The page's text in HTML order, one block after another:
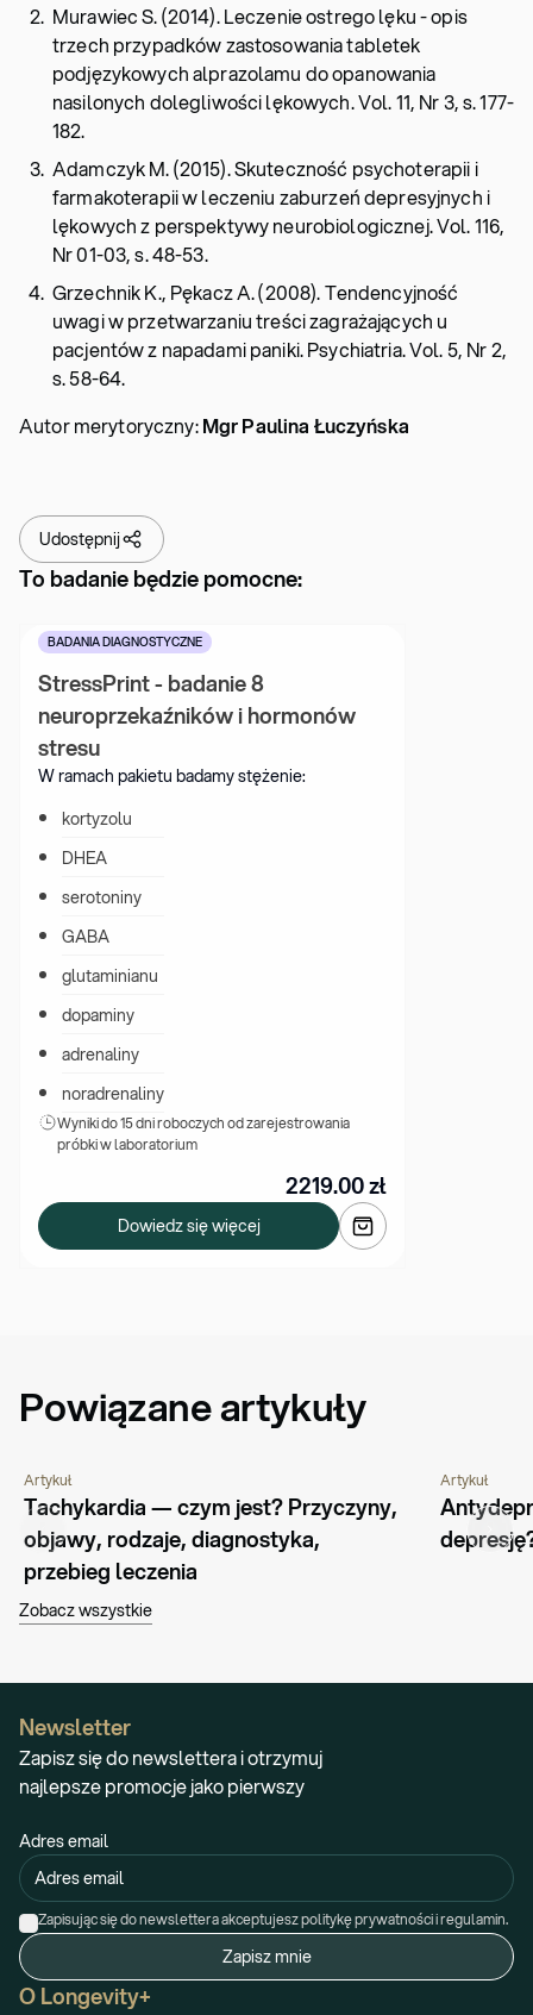
Murawiec S. (2014). Leczenie ostrego lęku - opis
trzech przypadków zastosowania tabletek
podjęzykowych alprazolamu do opanowania
nasilonych dolegliwości lękowych. Vol. 11, Nr 3, s. 177-
182.
Adamczyk M. (2015). Skuteczność psychoterapii i
farmakoterapii w leczeniu zaburzeń depresyjnych i
lękowych z perspektywy neurobiologicznej. Vol. 116,
Nr 01-03, s. 48-53.
Grzechnik K., Pękacz A. (2008). Tendencyjność
uwagi w przetwarzaniu treści zagrażających u
pacjentów z napadami paniki. Psychiatria. Vol. 5, Nr 2,
s. 58-64.
Autor merytoryczny:Mgr Paulina Łuczyńska
Udostępnij
To badanie będzie pomocne:
BADANIA DIAGNOSTYCZNE
StressPrint - badanie 8
neuroprzekaźników i hormonów
stresu
W ramach pakietu badamy stężenie:
kortyzolu
DHEA
serotoniny
GABA
glutaminianu
dopaminy
adrenaliny
noradrenaliny
Wyniki do 15 dni roboczych od zarejestrowania
próbki w laboratorium
2219.00zł
Dowiedz się więcej
Powiązane artykuły
PORADNIK CHOROBY I SCHORZENIA
Artykuł
Tachykardia — czym jest? Przyczyny,
objawy, rodzaje, diagnostyka,
przebieg leczenia
PORADNIK
Artykuł
Zobacz wszystkie
O Longevity+
Newsletter
Zapisz się do newslettera i otrzymuj
najlepsze promocje jako pierwszy
Adres email
Zapisując się do newslettera akceptujesz politykę prywatności i regulamin.
Zapisz mnie